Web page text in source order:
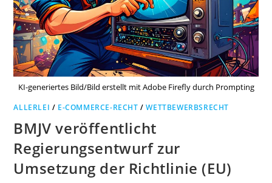
KI-generiertes Bild/Bild erstellt mit Adobe Firefly durch Prompting
ALLERLEI / E-COMMERCE-RECHT /WETTBEWERBSRECHT
BMJV veröffentlicht
Regierungsentwurf zur
Umsetzung der Richtlinie (EU)